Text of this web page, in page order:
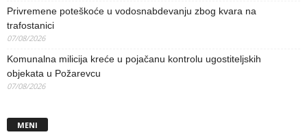
Privremene poteškoće u vodosnabdevanju zbog kvara na
trafostanici
07/08/2026
Komunalna milicija kreće u pojačanu kontrolu ugostiteljskih
objekata u Požarevcu
07/08/2026
MENI